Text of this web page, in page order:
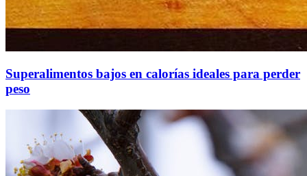
Superalimentos bajos en calorías ideales para perder
peso